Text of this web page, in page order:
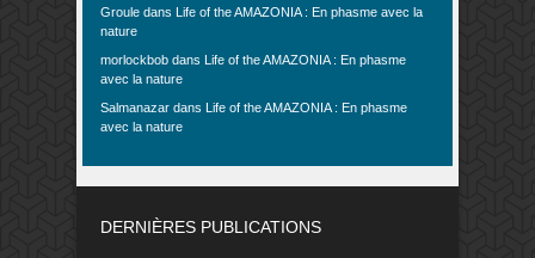
Groule dans Life of the AMAZONIA : En phasme avec la
nature
morlockbob dans Life of the AMAZONIA : En phasme
avec la nature
Salmanazar dans Life of the AMAZONIA : En phasme
avec la nature
DERNIÈRES PUBLICATIONS